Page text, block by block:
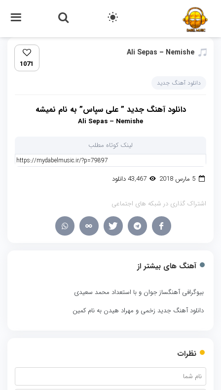
Ali Sepas – Nemishe
1071
دانلود آهنگ جدید
دانلود آهنگ جدید ” علی سپاس” به نام نمیشه
Ali Sepas – Nemishe
لینک کوتاه مطلب
5 مارس 2018 43,467 دانلود
اشتراک گذاری در شبکه های اجتماعی
آهنگ های بیشتر از
بیوگرافی آهنگساز جوان و با استعداد محمد سعیدی
دانلود آهنگ جدید زخمی و مهراد هیدن به نام کمین
نظرات